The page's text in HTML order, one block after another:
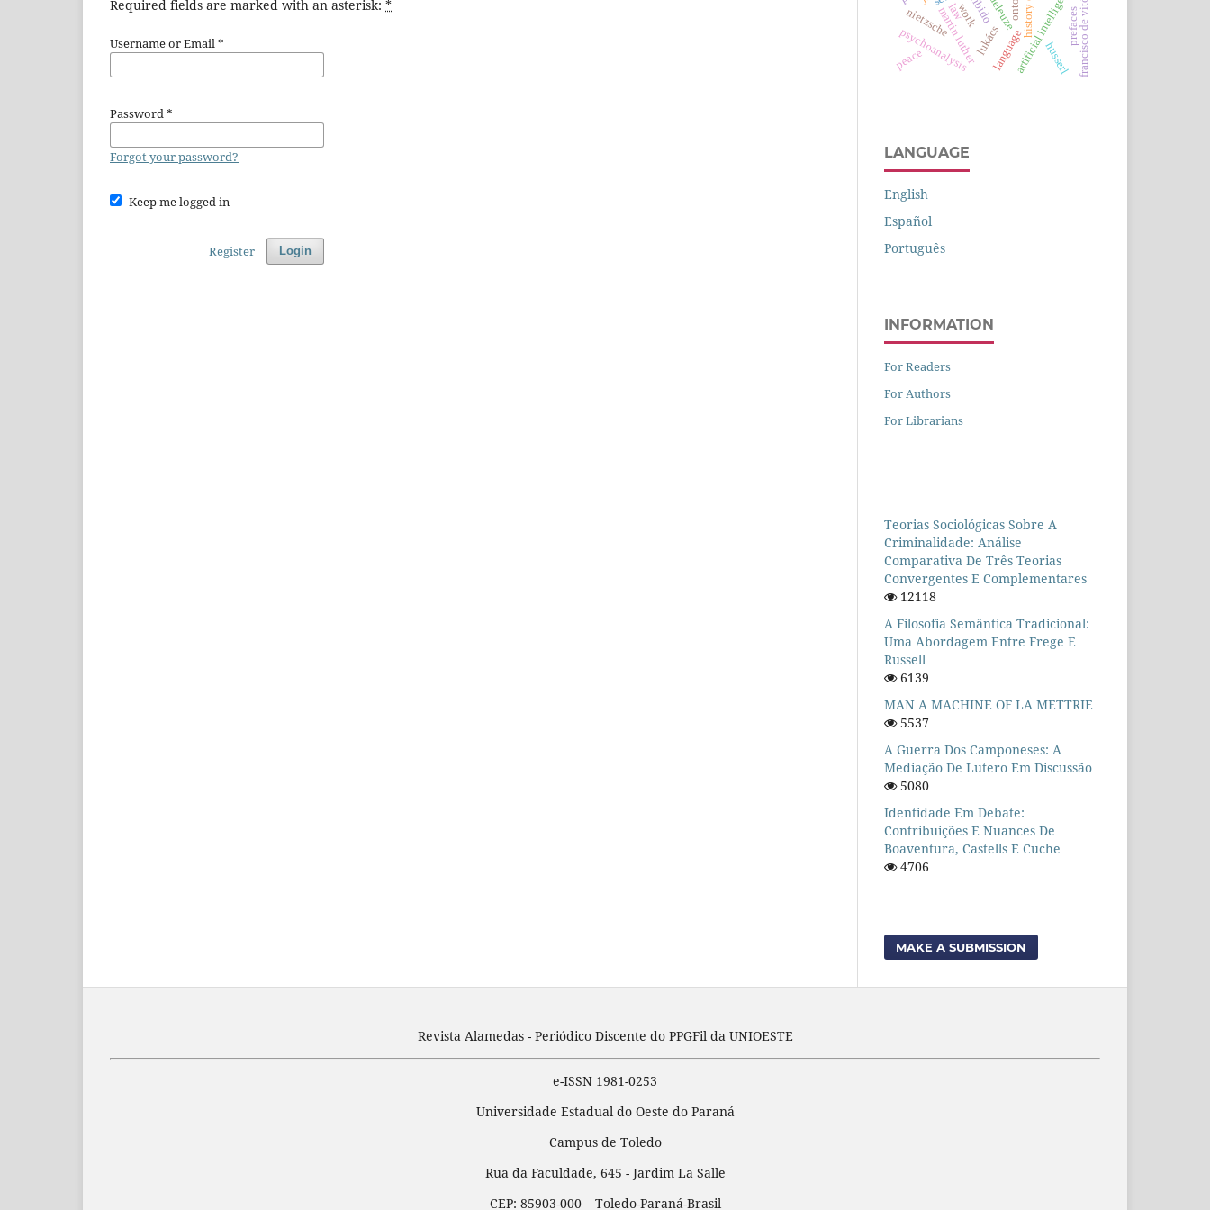
Required fields are marked with an asterisk: *
Username or Email*
Password*
Forgot your password?
Keep me logged in
Login
Register
lukács
work artificial intelligencefrancisco de vitória
martin luther
psychoanalysis
libido
nietzsche deleuze prefaces
language husserl
peace
law
LANGUAGE
English
Español
Português
INFORMATION
For Readers
For Authors
For Librarians
Teorias Sociológicas Sobre A
Criminalidade: Análise
Comparativa De Três Teorias
Convergentes E Complementares
12118
A Filosofia Semântica Tradicional:
Uma Abordagem Entre Frege E
Russell
6139
MAN A MACHINE OF LA METTRIE
5537
A Guerra Dos Camponeses: A
Mediação De Lutero Em Discussão
5080
Identidade Em Debate:
Contribuições E Nuances De
Boaventura, Castells E Cuche
4706
MAKE A SUBMISSION
Revista Alamedas - Periódico Discente do PPGFil da UNIOESTE
e-ISSN 1981-0253
Universidade Estadual do Oeste do Paraná
Campus de Toledo
Rua da Faculdade, 645 - Jardim La Salle
CEP: 85903-000 – Toledo-Paraná-Brasil